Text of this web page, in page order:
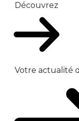
Découvrez
Votre actualité